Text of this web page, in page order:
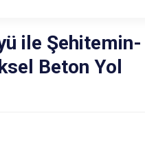
ile Şehitemin-
Beton Yol